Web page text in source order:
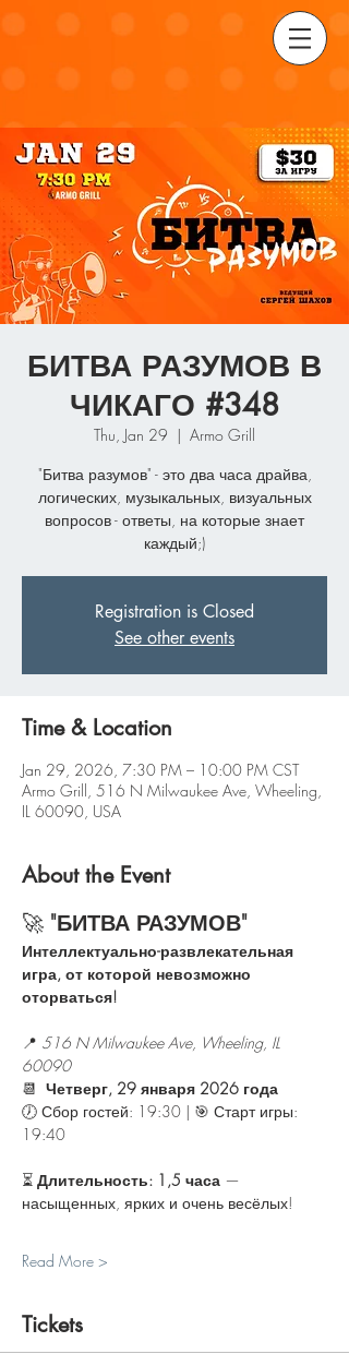
БИТВА РАЗУМОВ В
ЧИКАГО #348
Thu, Jan 29
  |
Armo Grill
"Битва разумов" - это два часа драйва,
логических, музыкальных, визуальных
вопросов - ответы, на которые знает
каждый;)
Registration is Closed
See other events
Time & Location
Jan 29, 2026, 7:30 PM – 10:00 PM CST
Armo Grill, 516 N Milwaukee Ave, Wheeling,
IL 60090, USA
About the Event
🚀 "БИТВА РАЗУМОВ"
Интеллектуально-развлекательная
игра, от которой невозможно
оторваться!
📍 516 N Milwaukee Ave, Wheeling, IL
60090
📆 Четверг, 29 января 2026 года
🕖 Сбор гостей: 19:30 | 🎯 Старт игры:
19:40
⏳ Длительность: 1,5 часа —
насыщенных, ярких и очень весёлых!
Read More >
Tickets